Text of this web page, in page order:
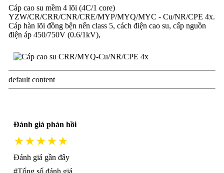
Cáp cao su mềm 4 lõi (4C/1 core)
YZW/CR/CRR/CNR/CRE/MYP/MYQ/MYC - Cu/NR/CPE 4x.
Cáp hàn lõi đồng bện nến class 5, cách điện cao su, cấp nguồn
điện áp 450/750V (0.6/1kV),
default content
Đánh giá phản hồi
★★★★★
Đánh giá gần đây
#Tổng số đánh giá